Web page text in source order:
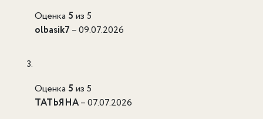
Оценка 5 из 5
olbasik7 –09.07.2026
Оценка 5 из 5
ТАТЬЯНА–07.07.2026